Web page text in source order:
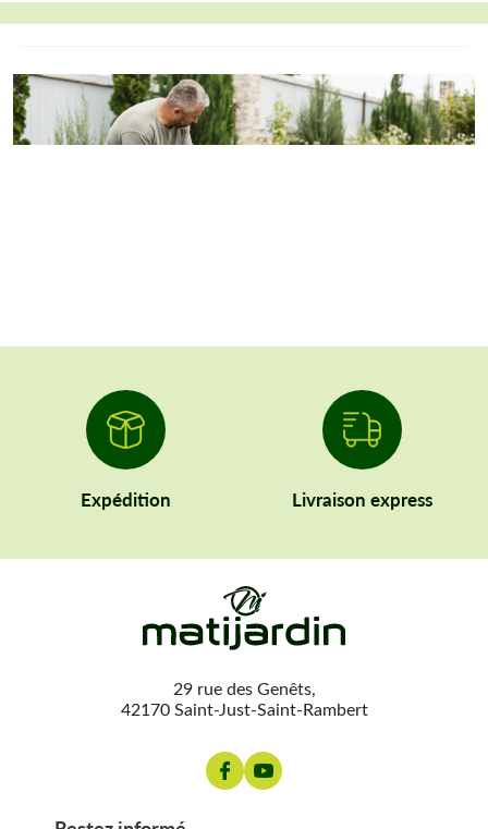
Expédition Livraison express
29 rue des Genêts,
42170 Saint-Just-Saint-Rambert